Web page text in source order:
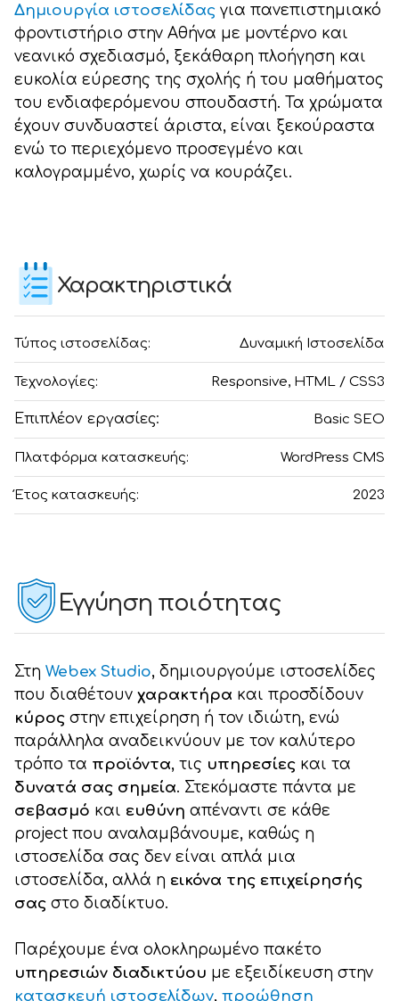
Δημιουργία ιστοσελίδας για πανεπιστημιακό
φροντιστήριο στην Αθήνα με μοντέρνο και
νεανικό σχεδιασμό, ξεκάθαρη πλοήγηση και
ευκολία εύρεσης της σχολής ή του μαθήματος
του ενδιαφερόμενου σπουδαστή. Τα χρώματα
έχουν συνδυαστεί άριστα, είναι ξεκούραστα
ενώ το περιεχόμενο προσεγμένο και
καλογραμμένο, χωρίς να κουράζει.
Χαρακτηριστικά
Τύπος ιστοσελίδας: Δυναμική Ιστοσελίδα
Τεχνολογίες: Responsive, HTML / CSS3
Επιπλέον εργασίες: Basic SEO
Πλατφόρμα κατασκευής: WordPress CMS
Έτος κατασκευής: 2023
Εγγύηση ποιότητας
Στη Webex Studio, δημιουργούμε ιστοσελίδες
που διαθέτουν χαρακτήρα και προσδίδουν
κύρος στην επιχείρηση ή τον ιδιώτη, ενώ
παράλληλα αναδεικνύουν με τον καλύτερο
τρόπο τα προϊόντα, τις υπηρεσίες και τα
δυνατά σας σημεία. Στεκόμαστε πάντα με
σεβασμό και ευθύνη απέναντι σε κάθε
project που αναλαμβάνουμε, καθώς η
ιστοσελίδα σας δεν είναι απλά μια
ιστοσελίδα, αλλά η εικόνα της επιχείρησής
σας στο διαδίκτυο.
Παρέχουμε ένα ολοκληρωμένο πακέτο
υπηρεσιών διαδικτύου με εξειδίκευση στην
κατασκευή ιστοσελίδων, προώθηση